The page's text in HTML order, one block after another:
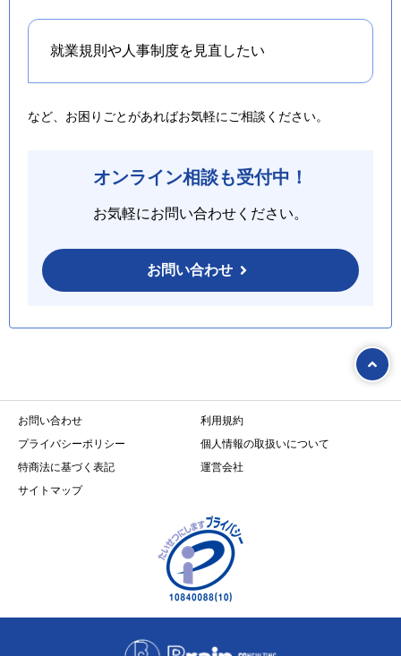
就業規則や人事制度を 見直したい
など、お困りごとがあればお気軽にご相談ください。
オンライン相談も受付中！
お気軽にお問い合わせください。
お問い合わせ
お問い合わせ
利用規約
プライバシーポリシー
個人情報の取扱いについて
特商法に基づく表記
運営会社
サイトマップ